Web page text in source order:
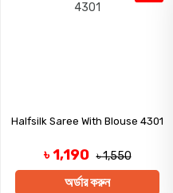
Halfsilk Saree With Blouse 4301
৳ 1,190 ৳ 1,550
অর্ডার করুন